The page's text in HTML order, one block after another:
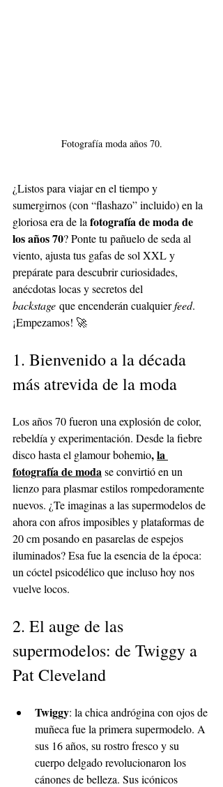
Fotografía moda años 70.
¿Listos para viajar en el tiempo y
sumergirnos (con “flashazo” incluido) en la
gloriosa era de la fotografía de moda de
los años 70? Ponte tu pañuelo de seda al
viento, ajusta tus gafas de sol XXL y
prepárate para descubrir curiosidades,
anécdotas locas y secretos del
backstage que encenderán cualquier feed.
¡Empezamos! 🚀
1. Bienvenido a la década
más atrevida de la moda
Los años 70 fueron una explosión de color,
rebeldía y experimentación. Desde la fiebre
disco hasta el glamour bohemio, la
fotografía de moda se convirtió en un
lienzo para plasmar estilos rompedoramente
nuevos. ¿Te imaginas a las supermodelos de
ahora con afros imposibles y plataformas de
20 cm posando en pasarelas de espejos
iluminados? Esa fue la esencia de la época:
un cóctel psicodélico que incluso hoy nos
vuelve locos.
2. El auge de las
supermodelos: de Twiggy a
Pat Cleveland
Twiggy: la chica andrógina con ojos de
muñeca fue la primera supermodelo. A
sus 16 años, su rostro fresco y su
cuerpo delgado revolucionaron los
cánones de belleza. Sus icónicos